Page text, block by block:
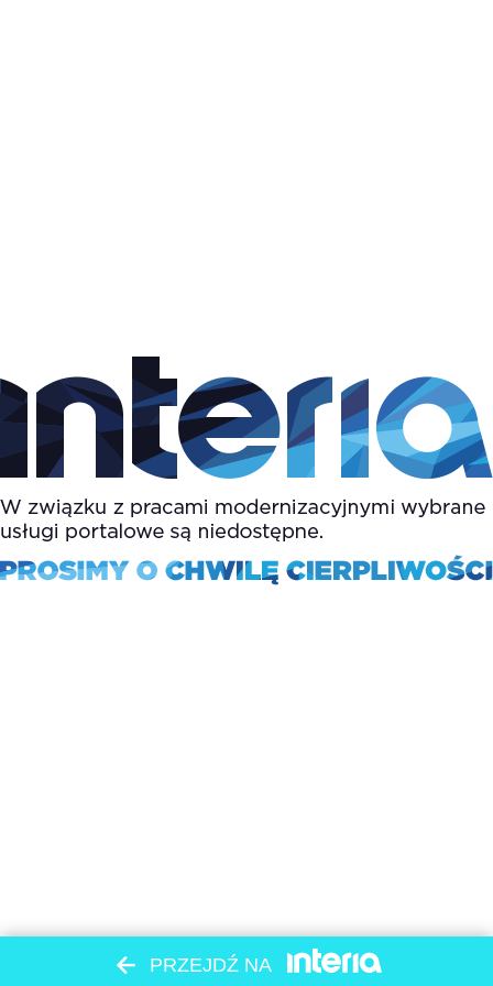
PRZEJDŹ NA